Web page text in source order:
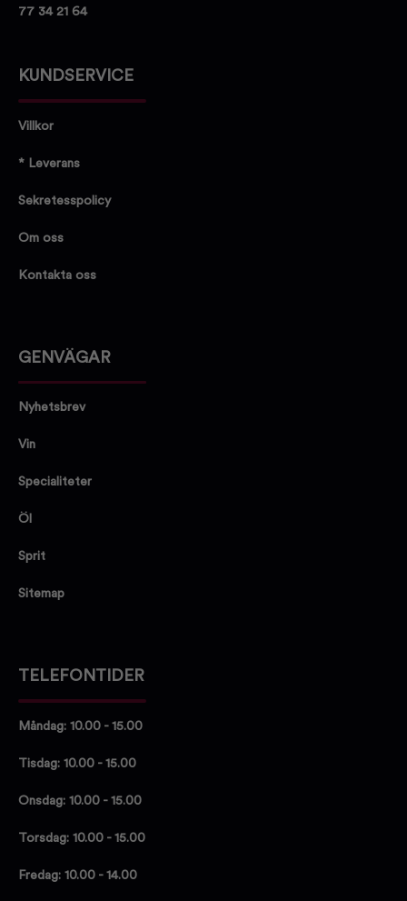
77 34 21 64
KUNDSERVICE
Villkor
* Leverans
Sekretesspolicy
Om oss
Kontakta oss
GENVÄGAR
Nyhetsbrev
Vin
Specialiteter
Öl
Sprit
Sitemap
TELEFONTIDER
Måndag: 10.00 - 15.00
Tisdag: 10.00 - 15.00
Onsdag: 10.00 - 15.00
Torsdag: 10.00 - 15.00
Fredag: 10.00 - 14.00